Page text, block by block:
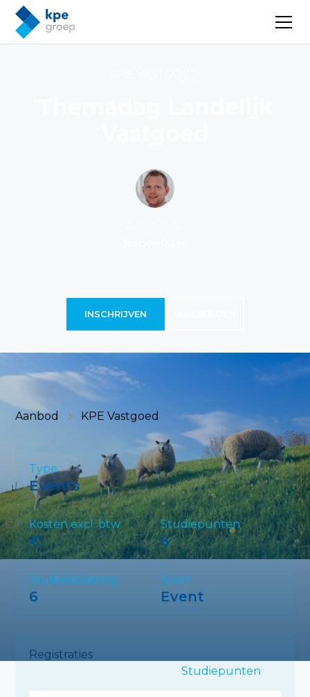
INSCHRIJVEN
Aanbod KPE Vastgoed
Type
Events
Kosten excl. btw
€
Studiepunten
6
Studiebelasting
6
Soort
Event
Registraties
Studiepunten